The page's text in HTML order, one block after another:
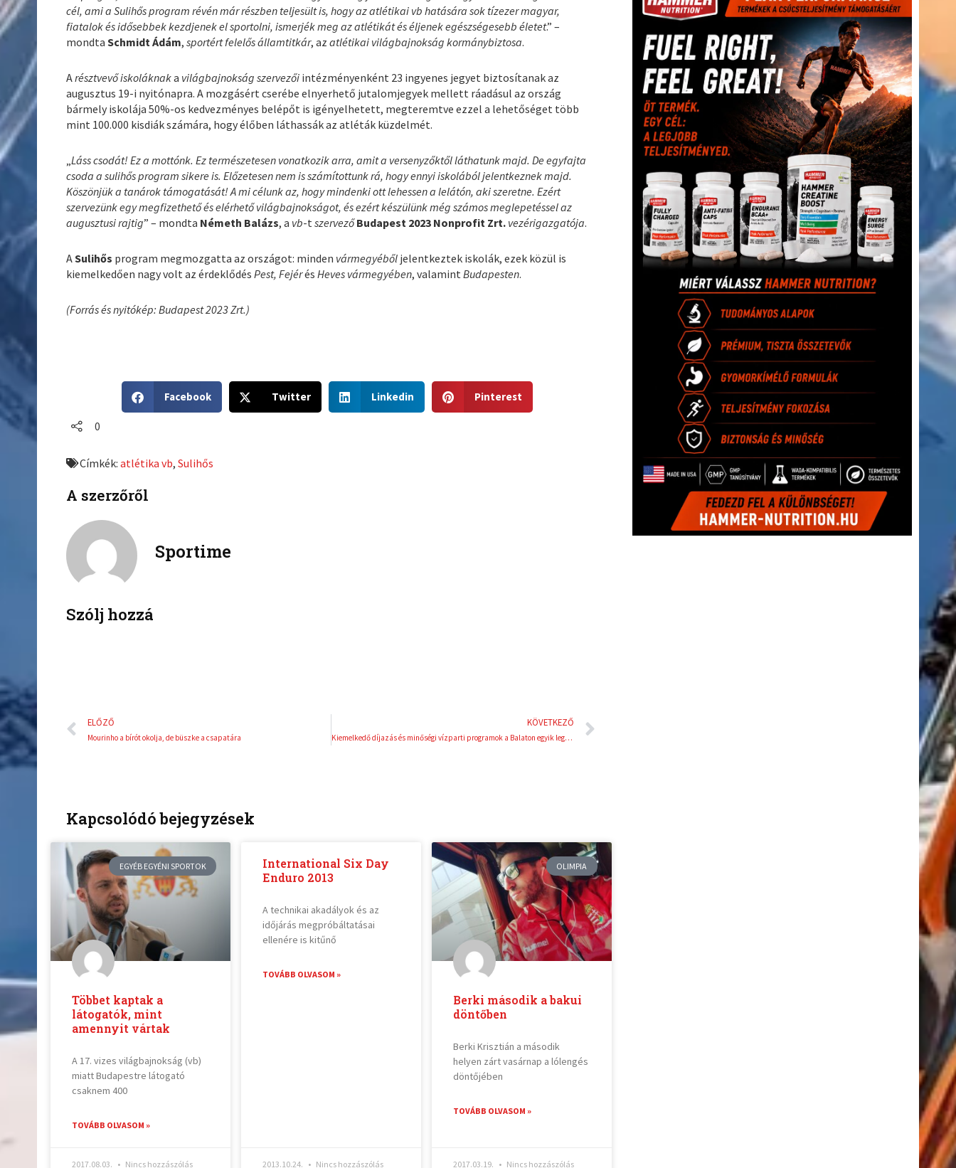
cél, ami a Sulihős program révén már részben teljesült is, hogy az atlétikai vb hatására sok tízezer magyar,
fiatalok és idősebbek kezdjenek el sportolni, ismerjék meg az atlétikát és éljenek egészségesebb életet.” –
mondtaSchmidt Ádám,sportért felelős államtitkár, azatlétikai világbajnokság kormánybiztosa.
Arésztvevő iskoláknaka világbajnokság szervezői intézményenként 23 ingyenes jegyet biztosítanak az
augusztus 19-i nyitónapra. A mozgásért cserébe elnyerhető jutalomjegyek mellett ráadásul az ország
bármely iskolája 50%-os kedvezményes belépőt is igényelhetett, megteremtve ezzel a lehetőséget több
mint 100.000 kisdiák számára, hogy élőben láthassák az atléták küzdelmét.
„Láss csodát! Ez a mottónk. Ez természetesen vonatkozik arra, amit a versenyzőktől láthatunk majd. De egyfajta
csoda a sulihős program sikere is. Előzetesen nem is számítottunk rá, hogy ennyi iskolából jelentkeznek majd.
Köszönjük a tanárok támogatását! A mi célunk az, hogy mindenki ott lehessen a lelátón, aki szeretne. Ezért
szervezünk egy megfizethető és elérhető világbajnokságot, és ezért készülünk még számos meglepetéssel az
augusztusi rajtig” – mondta Németh Balázs, a vb-tszervezőBudapest 2023 Nonprofit Zrt. vezérigazgatója.
ASulihős program megmozgatta az országot: minden vármegyéből jelentkeztek iskolák, ezek közül is
kiemelkedően nagy volt az érdeklődésPest, FejérésHeves vármegyében, valamintBudapesten.
(Forrás és nyitókép: Budapest 2023 Zrt.)
h
o
f
b
Facebook
h
Twitter
h
Linkedin
h
Pinterest
0
Címkék:atlétika vb,Sulihős
A szerzőről
Sportime
Szólj hozzá
Előző
ELŐZŐ
Mourinho a bírót okolja, de büszke a csapatára
KÖVETKEZŐ
Kiemelkedő díjazás és minőségi vízparti programok a Balaton egyik legtradicionálisabb versenyén
Kapcsolódó bejegyzések
EGYÉB EGYÉNI SPORTOK
Többet kaptak a
látogatók, mint
amennyit vártak
A 17. vizes világbajnokság (vb)
miatt Budapestre látogató
csaknem 400
TOVÁBB OLVASOM »
2017.08.03. Nincs hozzászólás
International Six Day
Enduro 2013
A technikai akadályok és az
időjárás megpróbáltatásai
ellenére is kitűnő
TOVÁBB OLVASOM »
2013.10.24. Nincs hozzászólás
OLIMPIA
Berki második a bakui
döntőben
Berki Krisztián a második
helyen zárt vasárnap a lólengés
döntőjében
TOVÁBB OLVASOM »
2017.03.19. Nincs hozzászólás